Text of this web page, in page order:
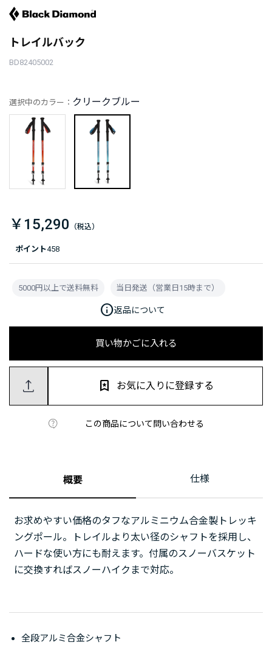
トレイルバック
BD82405002
ポイント458
選択中のカラー： クリークブルー
￥15,290
買い物かごに入れる
この商品について問い合わせる
お気に入りに登録する
5000円以上で送料無料 当日発送（営業日15時まで）
info返品について
概要 仕様
お求めやすい価格のタフなアルミニウム合金製トレッキ
ングポール。トレイルより太い径のシャフトを採用し、
ハードな使い方にも耐えます。付属のスノーバスケット
に交換すればスノーハイクまで対応。
全段アルミ合金シャフト